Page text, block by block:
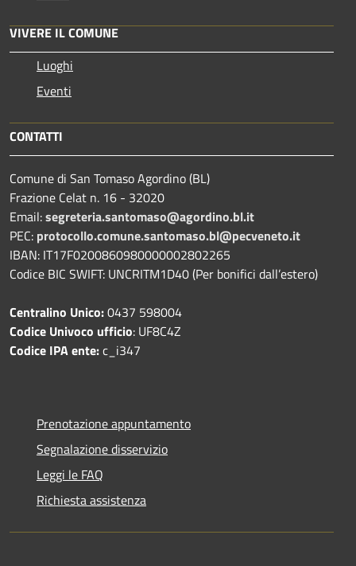
VIVERE IL COMUNE
Luoghi
Eventi
CONTATTI
Comune di San Tomaso Agordino (BL)
Frazione Celat n. 16 - 32020
Email:segreteria.santomaso@agordino.bl.it
PEC: protocollo.comune.santomaso.bl@pecveneto.it
IBAN: IT17F0200860980000002802265
Codice BIC SWIFT: UNCRITM1D40 (Per bonifici dall’estero)
Centralino Unico:0437 598004
Codice Univoco ufficio: UF8C4Z
Codice IPA ente:c_i347
Prenotazione appuntamento
Segnalazione disservizio
Leggi le FAQ
Richiesta assistenza